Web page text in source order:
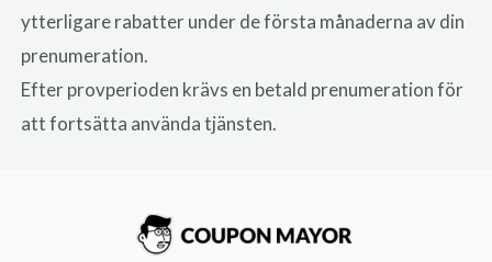
ytterligare rabatter under de första månaderna av din
prenumeration.
Efter provperioden krävs en betald prenumeration för
att fortsätta använda tjänsten.